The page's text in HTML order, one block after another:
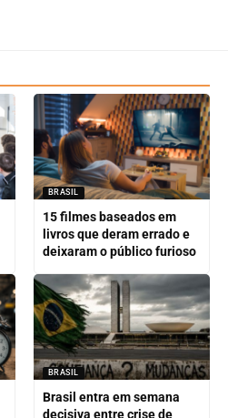
BRASIL
15 filmes baseados em
livros que deram errado e
deixaram o público furioso
BRASIL
Brasil entra em semana
decisiva entre crise de